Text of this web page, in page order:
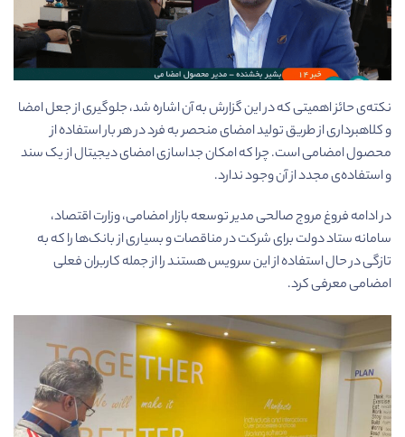
نکته­‌ی حائز اهمیتی که در این گزارش به آن اشاره شد، جلوگیری از جعل امضا
و کلاه­برداری از طریق تولید امضای منحصر به فرد در هر بار استفاده از
محصول امضامی است. چرا که امکان جداسازی امضای دیجیتال از یک سند
و استفاده­‌ی مجدد از آن وجود ندارد.
در ادامه فروغ مروج صالحی مدیر توسعه بازار امضامی، وزارت اقتصاد،
سامانه ستاد دولت برای شرکت در مناقصات و بسیاری از بانک­‌ها را که به
تازگی در حال استفاده از این سرویس هستند را از جمله کاربران فعلی
امضامی معرفی کرد.